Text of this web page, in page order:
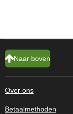
Naar boven
Over ons
Betaalmethoden